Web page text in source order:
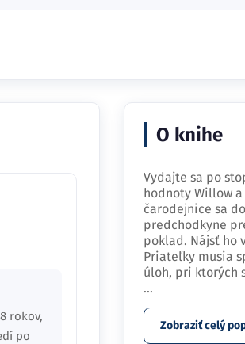
rokov,
po
O knihe
Vydajte sa po
hodnoty Willow
čarodejnice sa
predchodkyne
poklad. Nájsť ho
Priateľky musia
úloh, pri ktorých
...
Zobraziť celý